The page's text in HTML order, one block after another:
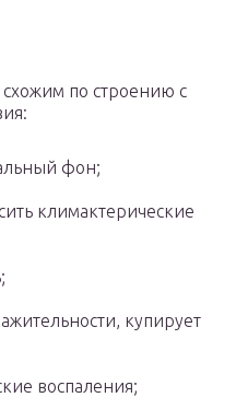
по строению с
фон;
климактерические
купирует
воспаления;